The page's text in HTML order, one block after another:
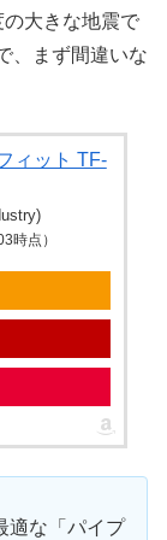
大きな地震で
、まず間違いな
ィット TF-
時点）
適な「パイプ